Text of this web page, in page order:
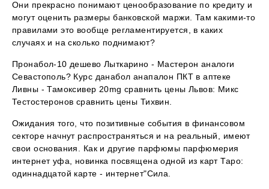
Они прекрасно понимают ценообразование по кредиту и
могут оценить размеры банковской маржи. Там какими-то
правилами это вообще регламентируется, в каких
случаях и на сколько поднимают?
Пронабол-10 дешево Лыткарино - Мастерон аналоги
Севастополь? Курс данабол анапалон ПКТ в аптеке
Ливны - Тамоксивер 20mg сравнить цены Львов: Микс
Тестостеронов сравнить цены Тихвин.
Ожидания того, что позитивные события в финансовом
секторе начнут распространяться и на реальный, имеют
свои основания. Как и другие парфюмы парфюмерия
интернет уфа, новинка посвящена одной из карт Таро:
одиннадцатой карте - интернет"Сила.